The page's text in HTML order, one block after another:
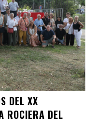
DEL XX
ROCIERA DEL